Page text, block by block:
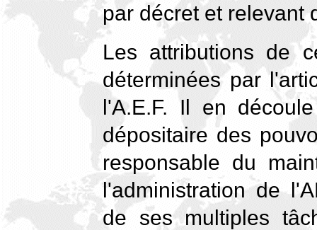
par décret et relevant
Les attributions de
déterminées par
l'A.E.F. Il en
dépositaire des
responsable du
l'administration de
de ses multiples